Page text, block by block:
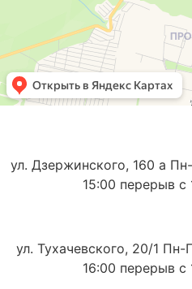
ул. Дзержинского, 160 а
15:00 перерыв с
ул. Тухачевского, 20/1
16:00 перерыв с